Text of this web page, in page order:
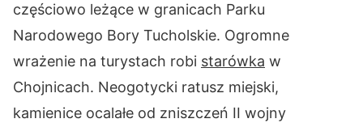
częściowo leżące w granicach Parku
Narodowego Bory Tucholskie. Ogromne
wrażenie na turystach robi starówka w
Chojnicach. Neogotycki ratusz miejski,
kamienice ocalałe od zniszczeń II wojny